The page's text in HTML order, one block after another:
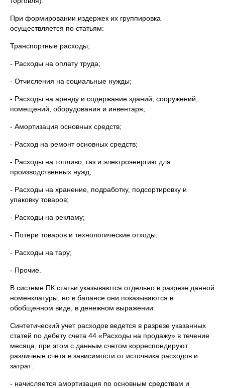
При формировании издержек их группировка
осуществляется по статьям:
Транспортные расходы;
- Расходы на оплату труда;
- Отчисления на социальные нужды;
- Расходы на аренду и содержание зданий, сооружений,
помещений, оборудования и инвентаря;
- Амортизация основных средств;
- Расход на ремонт основных средств;
- Расходы на топливо, газ и электроэнергию для
производственных нужд;
- Расходы на хранение, подработку, подсортировку и
упаковку товаров;
- Расходы на рекламу;
- Потери товаров и технологические отходы;
- Расходы на тару;
- Прочие.
В системе ПК статьи указываются отдельно в разрезе данной
номенклатуры, но в балансе они показываются в
обобщенном виде, в денежном выражении.
Синтетический учет расходов ведется в разрезе указанных
статей по дебету счета 44 «Расходы на продажу» в течение
месяца, при этом с данным счетом корреспондируют
различные счета в зависимости от источника расходов и
затрат:
- начисляется амортизация по основным средствам и